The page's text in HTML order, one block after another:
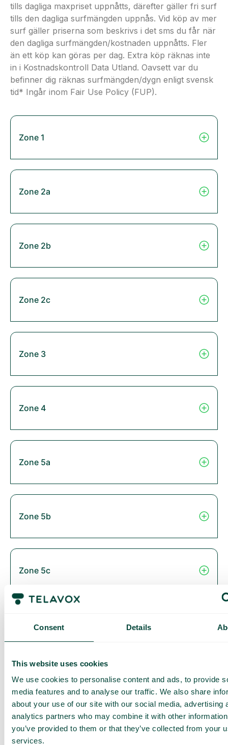
Consent Details
This website uses cookies
We use cookies to personalise content and ads, to provide
media features and to analyse our traffic. We also share
about your use of our site with our social media, advertising
analytics partners who may combine it with other
you’ve provided to them or that they’ve collected from your
services.
tills dagliga maxpriset uppnåtts, därefter gäller fri surf
tills den dagliga surfmängden uppnås. Vid köp av mer
surf gäller priserna som beskrivs i det sms du får när
den dagliga surfmängden/kostnaden uppnåtts. Fler
än ett köp kan göras per dag. Extra köp räknas inte
in i Kostnadskontroll Data Utland. Oavsett var du
befinner dig räknas surfmängden/dygn enligt svensk
tid* Ingår inom Fair Use Policy (FUP).
Zone 1
Zone 2a
Zone 2b
Zone 2c
Zone 3
Zone 4
Zone 5a
Zone 5b
Zone 5c
Zone 6
Thailand
Zone 2B